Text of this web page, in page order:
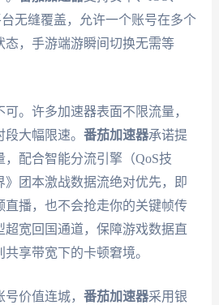
台无缝覆盖，允许一个账号在多个
态，手游端游瞬间切换无需等
。许多加速器表面不限流量，
大幅限速。 番茄加速器承诺提
配合智能分流引擎（QoS技
》团本激战数据流绝对优先，即
直播，也不会抢走你的关键帧传
超宽回国通道，保障游戏数据直
享带宽下的卡顿窘境。
价值连城， 番茄加速器采用银